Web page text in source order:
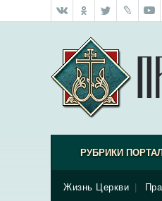
РУБРИКИ
Жизнь Церкви